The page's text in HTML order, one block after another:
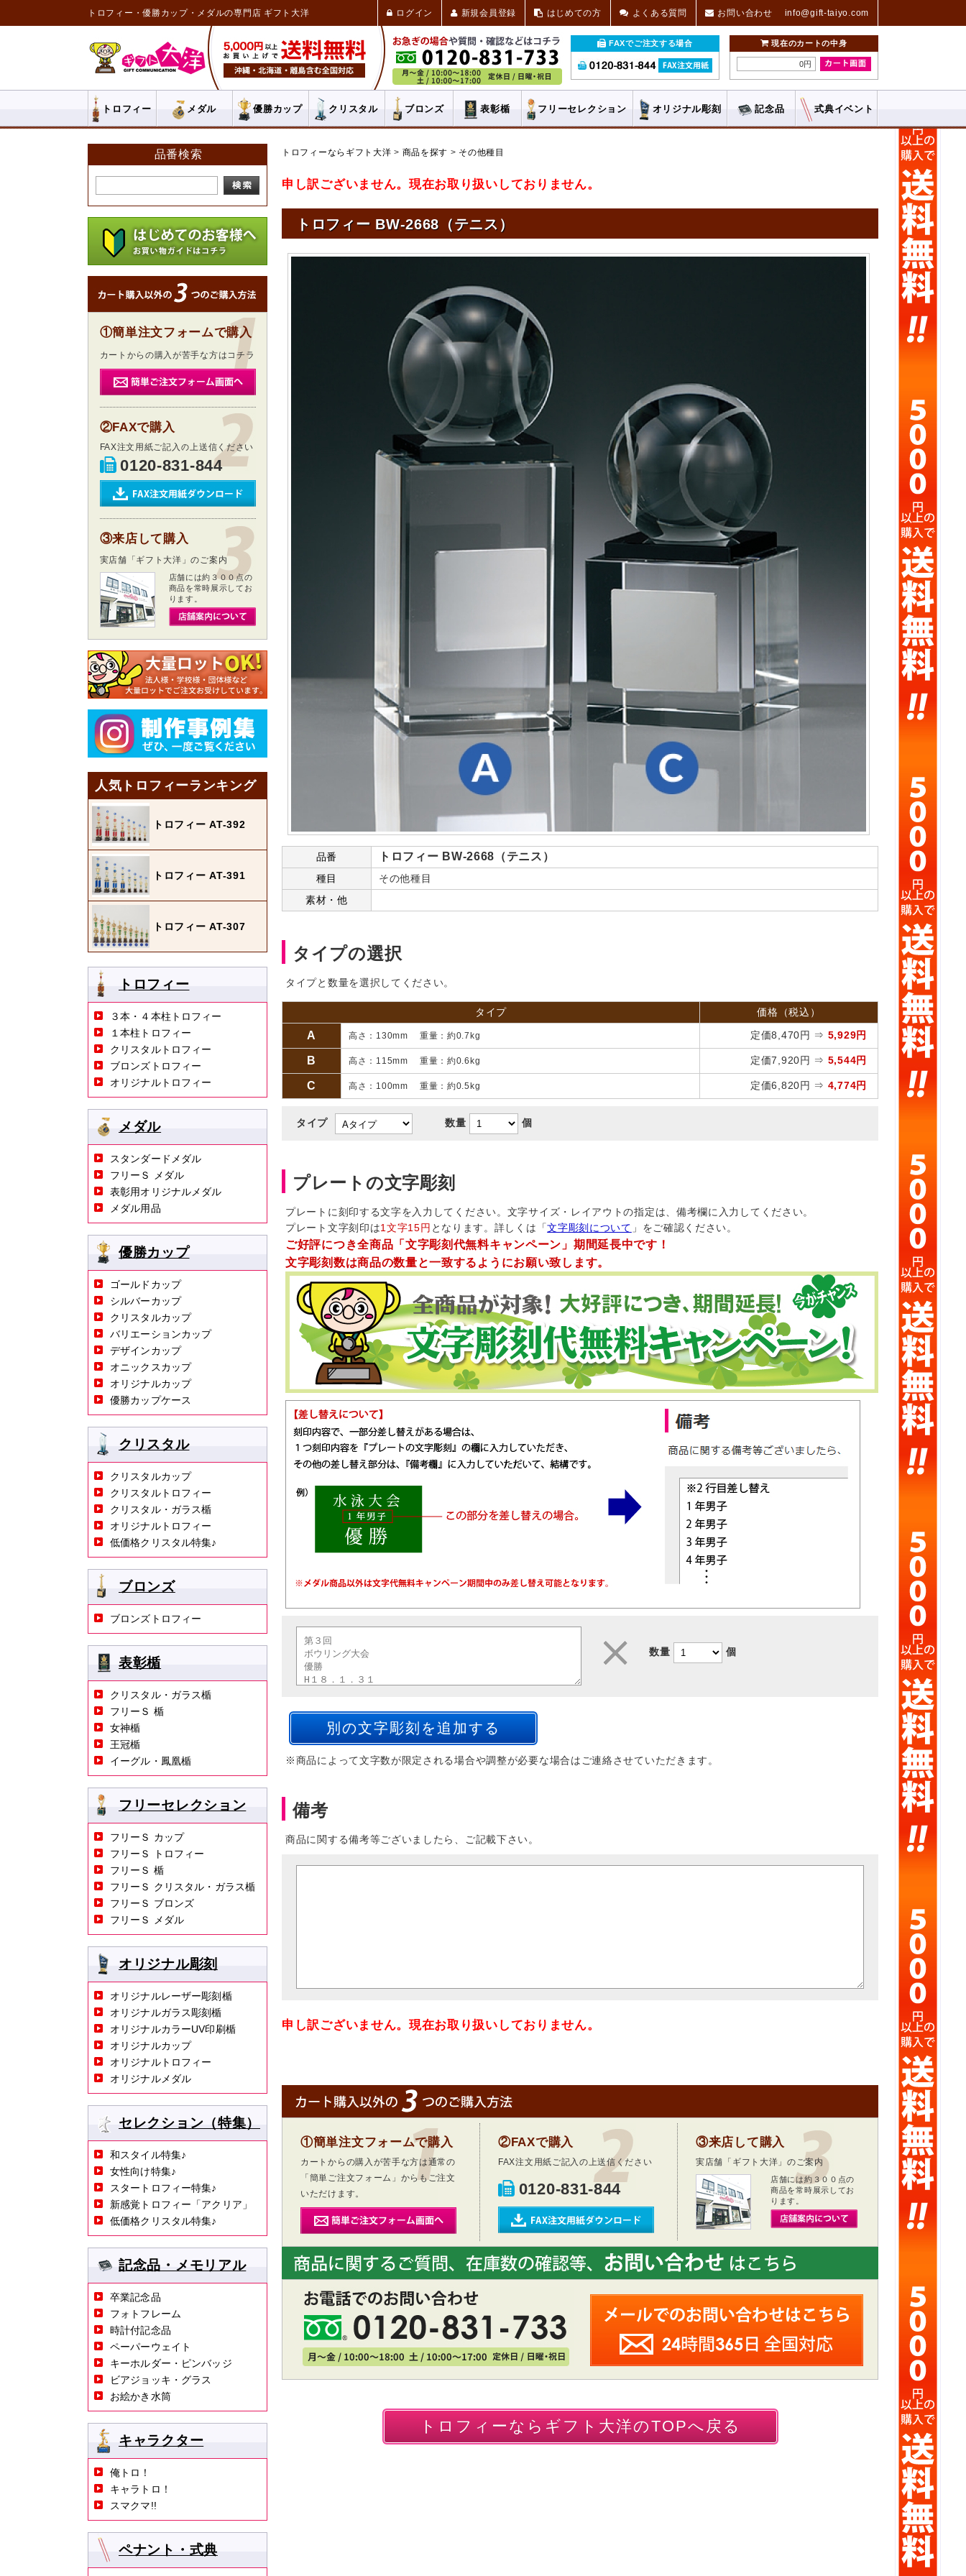
トロフィー・優勝カップ・メダルの専門店 ギフト大洋 ログイン 新規会員登録 はじめての方 よくある質問 お問い合わせ info@gift-taiyo.com
FAXでご注文する場合 現在のカートの中身
0円
トロフィー メダル 優勝カップ クリスタル ブロンズ 表彰楯 フリーセレクション オリジナル彫刻 記念品 式典イベント
トロフィーならギフト大洋 商品を探す その他種目
申し訳ございません。現在お取り扱いしておりません。
トロフィー BW-2668（テニス）
品番 トロフィー BW-2668（テニス）
種目
その他種目
素材・他
タイプの選択
タイプと数量を選択してください。
タイプ 価格（税込）
A 高さ：130mm 重量：約0.7kg 定価8,470円 ⇒ 5,929円
B 高さ：115mm 重量：約0.6kg 定価7,920円 ⇒ 5,544円
C 高さ：100mm 重量：約0.5kg 定価6,820円 ⇒ 4,774円
タイプ 数量 個
プレートの文字彫刻
プレートに刻印する文字を入力してください。文字サイズ・レイアウトの指定は、備考欄に入力してください。
プレート文字刻印は1文字15円 となります。詳しくは「文字彫刻について 」をご確認ください。
ご好評につき全商品「文字彫刻代無料キャンペーン」期間延長中です！
文字彫刻数は商品の数量と一致するようにお願い致します。
数量 個
※商品によって文字数が限定される場合や調整が必要な場合はご連絡させていただきます。
備考
商品に関する備考等ございましたら、ご記載下さい。
申し訳ございません。現在お取り扱いしておりません。
①簡単注文フォームで購入
カートからの購入が苦手な方は通常の
「簡単ご注文フォーム」からもご注文
いただけます。
②FAXで購入
FAX注文用紙ご記入の上送信ください
0120-831-844
③来店して購入
実店舗「ギフト大洋」のご案内
店舗には約３００点の
商品を常時展示してお
ります。
トロフィーならギフト大洋のTOPへ戻る
品番検索
①簡単注文フォームで購入
カートからの購入が苦手な方はコチラ
②FAXで購入
FAX注文用紙ご記入の上送信ください
0120-831-844
③来店して購入
実店舗「ギフト大洋」のご案内
店舗には約３００点の
商品を常時展示してお
ります。
人気トロフィーランキング
トロフィー AT-392
トロフィー AT-391
トロフィー AT-307
トロフィー
３本・４本柱トロフィー
１本柱トロフィー
クリスタルトロフィー
ブロンズトロフィー
オリジナルトロフィー
メダル
スタンダードメダル
フリーＳ メダル
表彰用オリジナルメダル
メダル用品
優勝カップ
ゴールドカップ
シルバーカップ
クリスタルカップ
バリエーションカップ
デザインカップ
オニックスカップ
オリジナルカップ
優勝カップケース
クリスタル
クリスタルカップ
クリスタルトロフィー
クリスタル・ガラス楯
オリジナルトロフィー
低価格クリスタル特集♪
ブロンズ
ブロンズトロフィー
表彰楯
クリスタル・ガラス楯
フリーＳ 楯
女神楯
王冠楯
イーグル・鳳凰楯
フリーセレクション
フリーＳ カップ
フリーＳ トロフィー
フリーＳ 楯
フリーＳ クリスタル・ガラス楯
フリーＳ ブロンズ
フリーＳ メダル
オリジナル彫刻
オリジナルレーザー彫刻楯
オリジナルガラス彫刻楯
オリジナルカラーUV印刷楯
オリジナルカップ
オリジナルトロフィー
オリジナルメダル
セレクション（特集）
和スタイル特集♪
女性向け特集♪
スタートロフィー特集♪
新感覚トロフィー「アクリア」
低価格クリスタル特集♪
記念品・メモリアル
卒業記念品
フォトフレーム
時計付記念品
ペーパーウェイト
キーホルダー・ピンバッジ
ビアジョッキ・グラス
お絵かき水筒
キャラクター
俺トロ！
キャラトロ！
スマクマ!!
ペナント・式典